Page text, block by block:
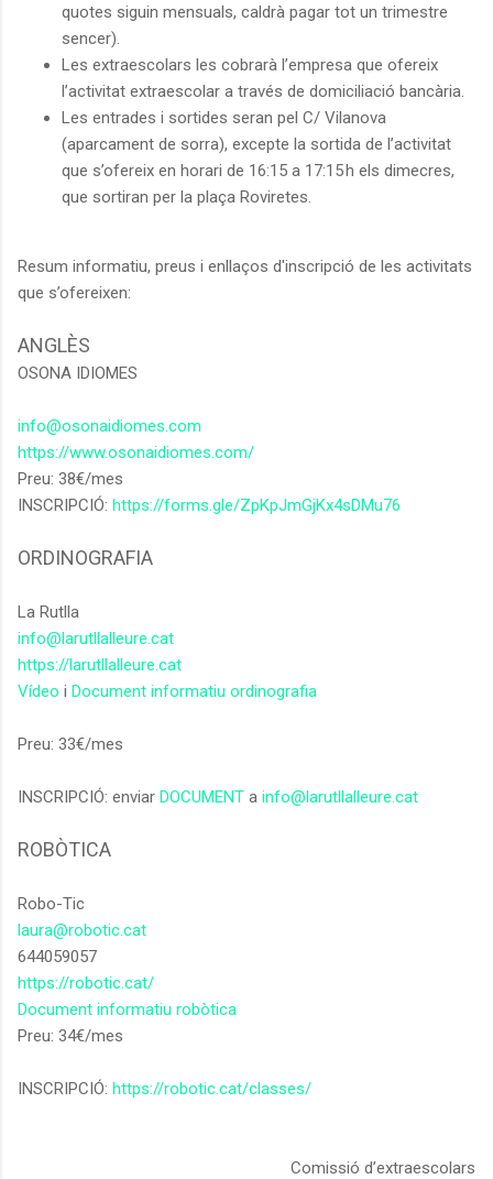
quotes siguin mensuals, caldrà pagar tot un trimestre
sencer).
Les extraescolars les cobrarà l’empresa que ofereix
l’activitat extraescolar a través de domiciliació bancària.
Les entrades i sortides seran pel C/ Vilanova
(aparcament de sorra), excepte la sortida de l’activitat
que s’ofereix en horari de 16:15 a 17:15 h els dimecres,
que sortiran per la plaça Roviretes.
Resum informatiu, preus i enllaços d'inscripció de les activitats
que s’ofereixen:
ANGLÈS
OSONA IDIOMES
info@osonaidiomes.com
https://www.osonaidiomes.com/
Preu: 38€/mes
INSCRIPCIÓ: https://forms.gle/ZpKpJmGjKx4sDMu76
ORDINOGRAFIA
La Rutlla
info@larutllalleure.cat
https://larutllalleure.cat
Vídeo i Document informatiu ordinografia
Preu: 33€/mes
INSCRIPCIÓ: enviar DOCUMENT a info@larutllalleure.cat
ROBÒTICA
Robo-Tic
laura@robotic.cat
644059057
https://robotic.cat/
Document informatiu robòtica
Preu: 34€/mes
INSCRIPCIÓ: https://robotic.cat/classes/
Comissió d’extraescolars